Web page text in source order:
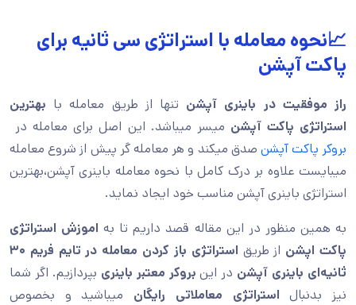
📈نحوه معامله با استراتژی سی ثانیه برای
پاکت آپشن
راز موفقیت در باینری آپشن تنها از طریق معامله با بهترین
استراتژی پاکت آپشن میسر میباشد. این اصل برای معامله در
بروکر پاکت آپشن صدق میکند و هر معامله گر پیش از شروع معامله
میبایست علاوه بر درک کامل با نحوه معامله باینری آپشن،بهترین
استراتژی باینری آپشن مناسب خود ایجاد نماید.
به همین منظور در این مقاله قصد داریم تا به اموزش استراتژی
پاکت اپشن از طریق استراتژی باز کردن معامله در تایم فریم ۳۰
ثانیه‌ای باینری آپشن در این بروکر معتبر باینری بپردازیم. اگر شما
نیز بدنبال استراتژی معاملاتی رایگان میباشید و بخصوص